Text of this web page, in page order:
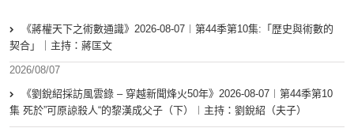
《蔣權天下之術數通識》2026-08-07︱第44季第10集:「歴史與術數的
契合」｜主持：蔣匡文
2026/08/07
《劉銳紹採訪風雲錄 – 穿越新聞烽火50年》2026-08-07︱第44季第10
集 死於”可原諒殺人“的黎漢成父子（下）︱主持：劉銳紹（夫子）